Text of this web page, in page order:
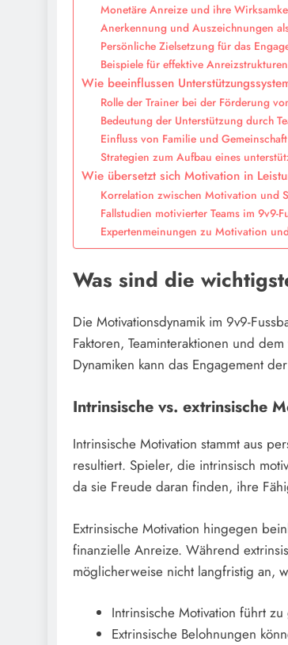
Monetäre Anreize und ihre
Anerkennung und Auszeichnungen
Persönliche Zielsetzung für das
Beispiele für effektive
Wie beeinflussen
Rolle der Trainer bei der Förderung
Bedeutung der Unterstützung durch
Einfluss von Familie und
Strategien zum Aufbau eines
Wie übersetzt sich Motivation in
Korrelation zwischen Motivation und
Fallstudien motivierter Teams im 9v9-
Expertenmeinungen zu Motivation
Was sind die
Die Motivationsdynamik im 9v9-
Faktoren, Teaminteraktionen und
Dynamiken kann das Engagement
Intrinsische vs. extrinsische
Intrinsische Motivation stammt aus
resultiert. Spieler, die intrinsisch
da sie Freude daran finden, ihre
Extrinsische Motivation hingegen
finanzielle Anreize. Während
möglicherweise nicht langfristig an,
Intrinsische Motivation führt
Extrinsische Belohnungen